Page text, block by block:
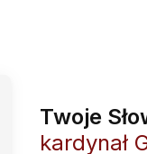
Twoje
kardynał